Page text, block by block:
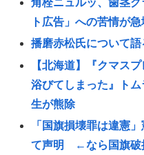
角栓ニュルッ、歯茎
ト広告」への苦情が急
播磨赤松氏について語
【北海道】『クマス
浴びてしまった』ト
生が熊除
「国旗損壊罪は違憲
て声明 ←なら国旗破